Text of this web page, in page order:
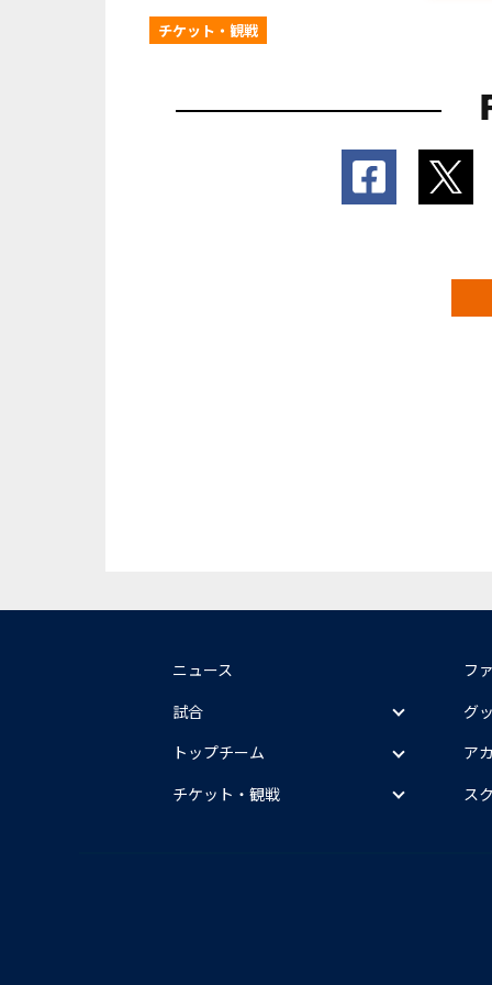
チケット・観戦
ニュース
試合
トップチーム
チケット・観戦
フ
グ
ア
ス